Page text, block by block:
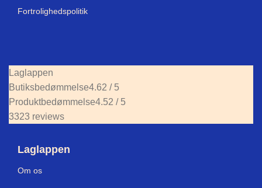
Fortrolighedspolitik
Laglappen
Butiksbedømmelse4.62 / 5
Produktbedømmelse4.52 / 5
3323 reviews
Laglappen
Om os